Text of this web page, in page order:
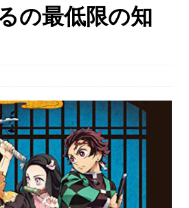
の最低限の知